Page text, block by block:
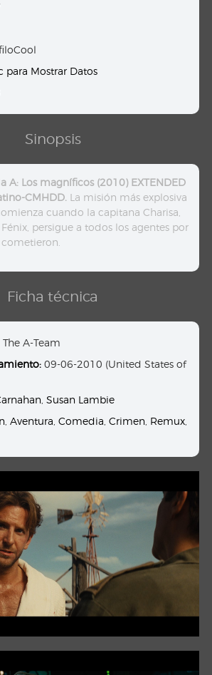
para Mostrar Datos
Sinopsis
A: Los magníficos (2010) EXTENDED
CMHDD. La misión más explosiva
cuando la capitana Charisa,
persigue a todos los agentes por
Ficha técnica
The A-Team
09-06-2010 (United States of
,Susan Lambie
,Aventura ,Comedia ,Crimen Remux